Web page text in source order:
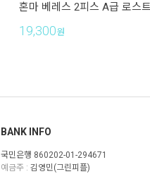
혼마 베레스 2피스 A급 로스
19,300원
BANK INFO
국민은행 860202-01-294671
예금주 : 김영민(그린피플)